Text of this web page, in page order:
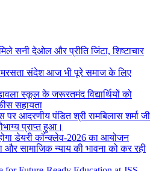
सनी देओल और प्रीति जिंटा, शिष्टाचार
संदेश आज भी पूरे समाज के लिए
स्कूल के जरूरतमंद विद्यार्थियों को
सहायता
आदरणीय पंडित श्री रामबिलास शर्मा जी
प्राप्त हुआ।
डेयरी कॉन्क्लेव-2026 का आयोजन
और सामाजिक न्याय की भावना को कर रही